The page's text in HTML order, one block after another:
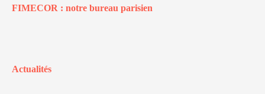
FIMECOR : notre bureau parisien
Actualités